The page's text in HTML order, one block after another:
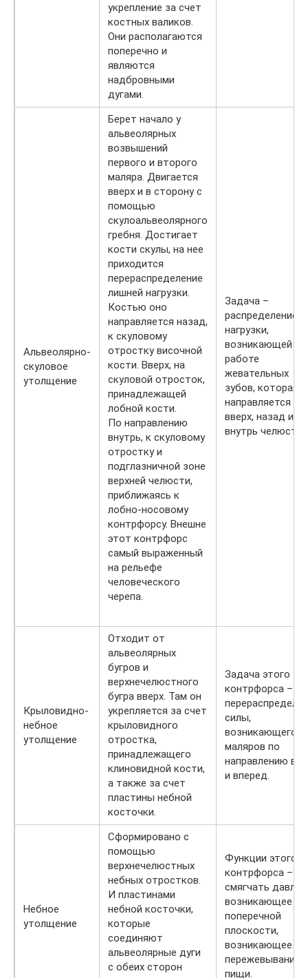
укрепление за счет
костных валиков.
Они располагаются
поперечно и
являются
надбровными
дугами.
Альвеолярно-
скуловое
утолщение
Берет начало у
альвеолярных
возвышений
первого и второго
маляра. Двигается
вверх и в сторону с
помощью
скулоальвеолярного
гребня. Достигает
кости скулы, на нее
приходится
перераспределение
лишней нагрузки.
Костью оно
направляется назад,
к скуловому
отростку височной
кости. Вверх, на
скуловой отросток,
принадлежащей
лобной кости.
По направлению
внутрь, к скуловому
отростку и
подглазничной зоне
верхней челюсти,
приближаясь к
лобно-носовому
контрфорсу. Внешне
этот контрфорс
самый выраженный
на рельефе
человеческого
черепа.
Задача –
распределение
нагрузки,
возникающей
работе
жевательных
зубов, которая
направляется
вверх, назад и
внутрь челюсти.
Крыловидно-
небное
утолщение
Отходит от
альвеолярных
бугров и
верхнечелюстного
бугра вверх. Там он
укрепляется за счет
крыловидного
отростка,
принадлежащего
клиновидной кости,
а также за счет
пластины небной
косточки.
Задача этого
контрфорса –
силы,
возникающего
маляров по
направлению
и вперед.
Небное
утолщение
Сформировано с
помощью
верхнечелюстных
небных отростков.
И пластинами
небной косточки,
которые
соединяют
альвеолярные дуги
с обеих сторон
Функции этого
контрфорса –
смягчать
возникающее в
поперечной
плоскости,
возникающее
пережевывании
пищи.